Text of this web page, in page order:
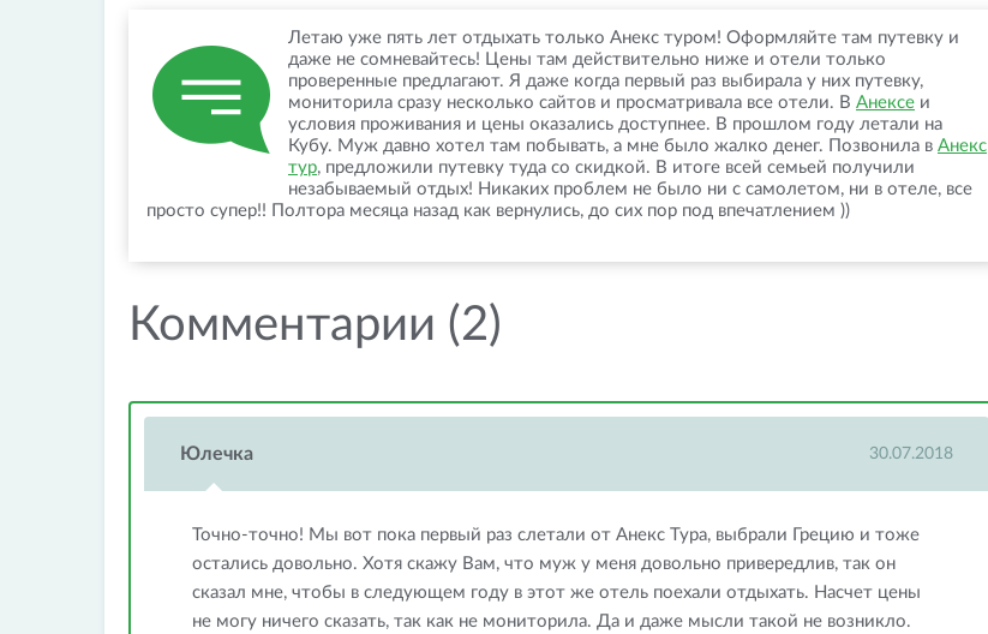
Летаю уже пять лет отдыхать только Анекс туром! Оформляйте там путевку и
даже не сомневайтесь! Цены там действительно ниже и отели только
проверенные предлагают. Я даже когда первый раз выбирала у них путевку,
мониторила сразу несколько сайтов и просматривала все отели. В Анексе и
условия проживания и цены оказались доступнее. В прошлом году летали на
Кубу. Муж давно хотел там побывать, а мне было жалко денег. Позвонила в Анекс
тур, предложили путевку туда со скидкой. В итоге всей семьей получили
незабываемый отдых! Никаких проблем не было ни с самолетом, ни в отеле, все
просто супер!! Полтора месяца назад как вернулись, до сих пор под впечатлением ))
Комментарии (2)
Юлечка 30.07.2018
Точно-точно! Мы вот пока первый раз слетали от Анекс Тура, выбрали Грецию и тоже
остались довольно. Хотя скажу Вам, что муж у меня довольно привередлив, так он
сказал мне, чтобы в следующем году в этот же отель поехали отдыхать. Насчет цены
не могу ничего сказать, так как не мониторила. Да и даже мысли такой не возникло.